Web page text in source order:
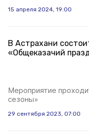
15 апреля 2024, 19:00
В Астрахани
«Общеказачий
Мероприятие
сезоны»
29 сентября 2023, 07:00